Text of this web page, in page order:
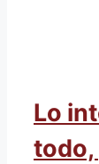
Lo
todo,